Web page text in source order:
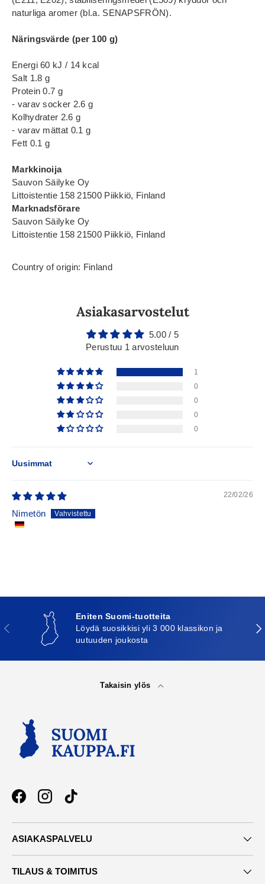
naturliga aromer (bl.a. SENAPSFRÖN).
Näringsvärde (per 100 g)
Energi 60 kJ / 14 kcal
Salt 1.8 g
Protein 0.7 g
- varav socker 2.6 g
Kolhydrater 2.6 g
- varav mättat 0.1 g
Fett 0.1 g
Markkinoija
Sauvon Säilyke Oy
Littoistentie 158 21500 Piikkiö, Finland
Marknadsförare
Sauvon Säilyke Oy
Littoistentie 158 21500 Piikkiö, Finland
Country of origin: Finland
Asiakasarvostelut
5.00 / 5
Perustuu 1 arvosteluun
1
0
0
0
0
Sort by
22/02/26
Nimetön
Edellinen
Eniten Suomi-tuotteita
Löydä suosikkisi yli 3 000 klassikon ja
uutuuden joukosta
Takaisin ylös
FacebookInstagramTikTok
ASIAKASPALVELU
TILAUS & TOIMITUS